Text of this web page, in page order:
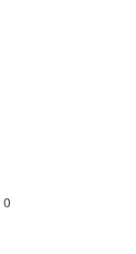
0